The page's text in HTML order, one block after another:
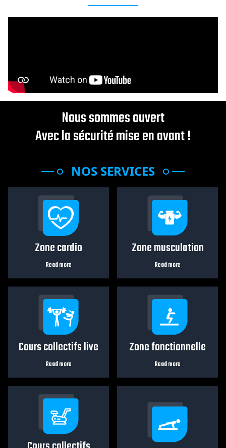
Nous sommes ouvert
Avec la sécurité mise en avant !
NOS SERVICES
Zone cardio
Read more
Zone musculation
Read more
Cours collectifs live
Read more
Zone fonctionnelle
Read more